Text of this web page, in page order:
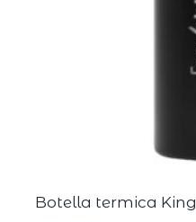
Botella termica King